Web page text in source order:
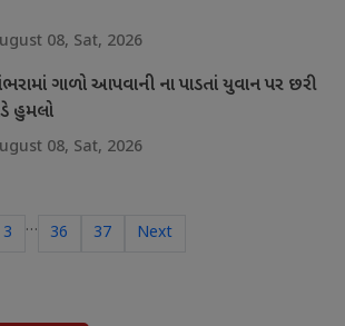
08, Sat, 2026
ગાળો આપવાની ના પાડતાં યુવાન પર છરી
હુમલો
08, Sat, 2026
3 … 36 37 Next